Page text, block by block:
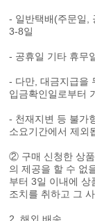
- 일반택배(주문일
3-8일
- 공휴일 기타 휴무
- 다만, 대금지급을
입금확인일로부터
- 천재지변 등 불가
소요기간에서 제외
② 구매 신청한 상
의 제공을 할 수 없
부터 3일 이내에 상
조치를 취하고 그